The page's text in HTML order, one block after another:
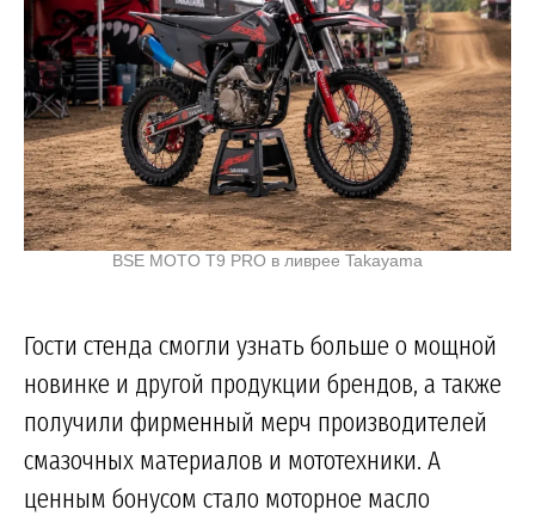
BSE MOTO T9 PRO в ливрее Takayama
Гости стенда смогли узнать больше о мощной
новинке и другой продукции брендов, а также
получили фирменный мерч производителей
смазочных материалов и мототехники. А
ценным бонусом стало моторное масло